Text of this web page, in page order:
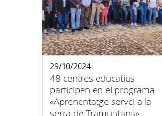
48 centres educatius
participen en el programa
«Aprenentatge servei a la
serra de Tramuntana»
29/10/2024